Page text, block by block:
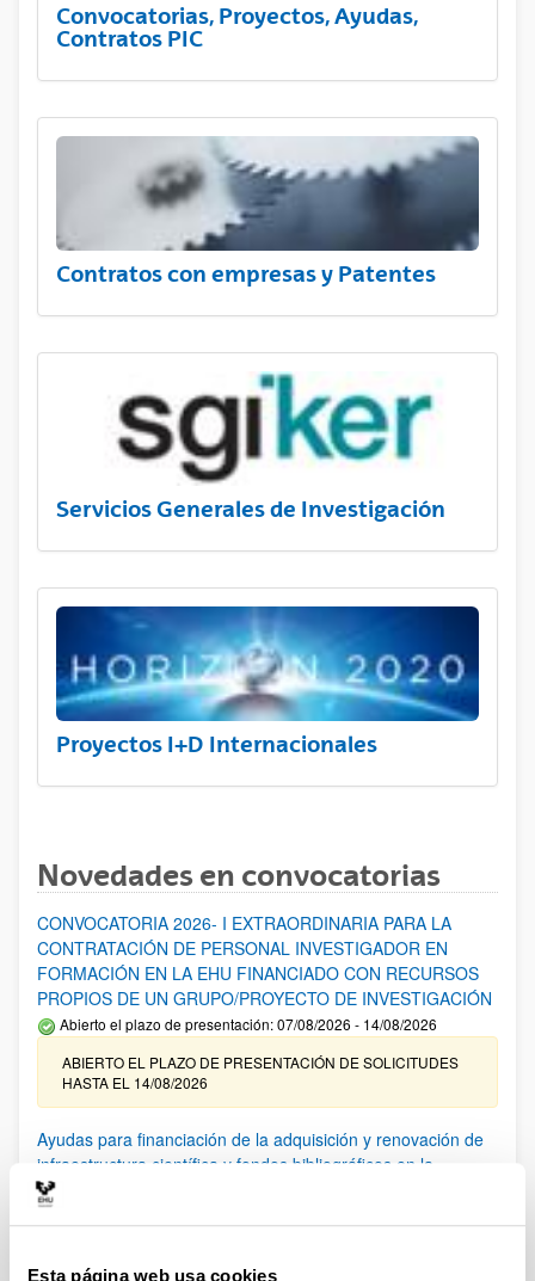
Esta página web usa cookies
Convocatorias, Proyectos, Ayudas,
Contratos PIC
Contratos con empresas y Patentes
Servicios Generales de Investigación
Proyectos I+D Internacionales
Novedades en convocatorias
CONVOCATORIA 2026- I EXTRAORDINARIA PARA LA
CONTRATACIÓN DE PERSONAL INVESTIGADOR EN
FORMACIÓN EN LA EHU FINANCIADO CON RECURSOS
PROPIOS DE UN GRUPO/PROYECTO DE INVESTIGACIÓN
Abierto el plazo de presentación: 07/08/2026 - 14/08/2026
ABIERTO EL PLAZO DE PRESENTACIÓN DE SOLICITUDES
HASTA EL 14/08/2026
Ayudas para financiación de la adquisición y renovación de
infraestructura científica y fondos bibliográficos en la
UPV/EHU 2026
solicitudes admitidas y excluidas. 23/03/2026: Relación